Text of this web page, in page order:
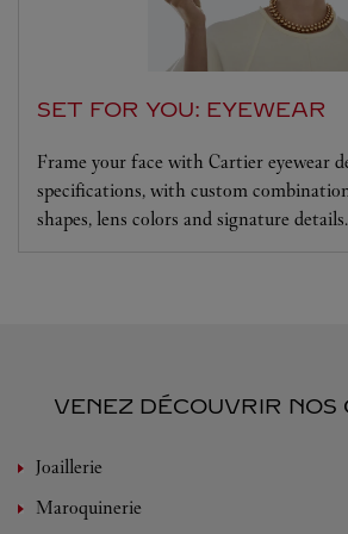
SET FOR YOU: EYEWEAR
Frame your face with Cartier eyewear
specifications, with custom
shapes, lens colors and signature details.
VENEZ DÉCOUVRIR NOS
Joaillerie
Maroquinerie